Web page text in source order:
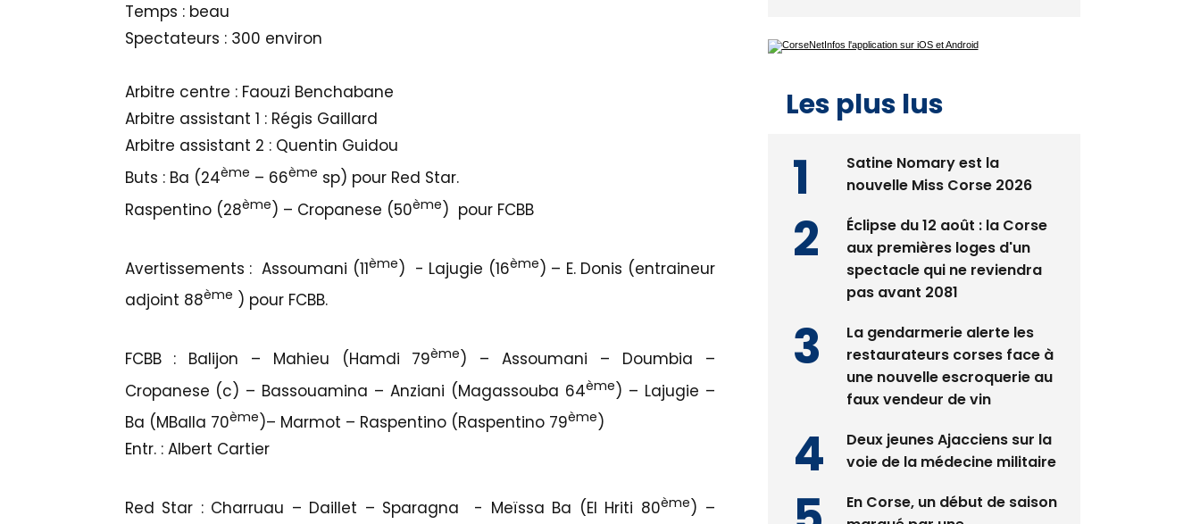
Temps : beau
Spectateurs : 300 environ
Arbitre centre : Faouzi Benchabane
Arbitre assistant 1 : Régis Gaillard
Arbitre assistant 2 : Quentin Guidou
Buts : Ba (24ème – 66ème sp) pour Red Star.
Raspentino (28ème) – Cropanese (50ème) pour FCBB
Avertissements : Assoumani (11ème) - Lajugie (16ème) – E. Donis (entraineur
adjoint 88ème ) pour FCBB.
FCBB : Balijon – Mahieu (Hamdi 79ème) – Assoumani – Doumbia –
Cropanese (c) – Bassouamina – Anziani (Magassouba 64ème) – Lajugie –
Ba (MBalla 70ème)– Marmot – Raspentino (Raspentino 79ème)
Entr. : Albert Cartier
Red Star : Charruau – Daillet – Sparagna - Meïssa Ba (El Hriti 80ème) –
Les plus lus
nouvelle Miss Corse 2026
Éclipse du 12 août : la Corse
aux premières loges d'un
pas avant 2081
La gendarmerie alerte les
restaurateurs corses face à
faux vendeur de vin
voie de la médecine militaire